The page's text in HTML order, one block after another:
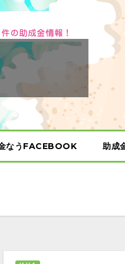
なうFACEBOOK 助成